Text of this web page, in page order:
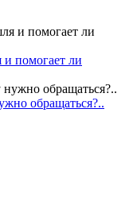
помогает ли
обращаться?..